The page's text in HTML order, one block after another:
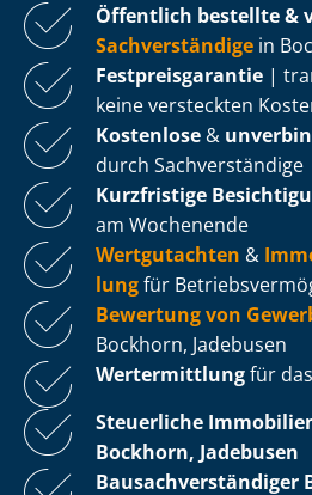
Öffentlich bestellte &
Sachverständige in
Fest­preis­ga­ran­tie |
keine versteckten
Kostenlose &
durch Sachverständige
Kurzfristige
am Wochenende
Wertgutachten &
lungfür
Bewertung von
Bockhorn, Jadebusen
Wertermittlungfür
Steuerliche
Bockhorn, Jadebusen
Bau­sach­ver­stän­di­ger